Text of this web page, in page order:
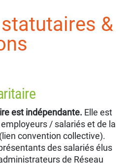
&
est indépendante. Elle est
/ salariés et de la
convention collective).
des salariés élus
de Réseau